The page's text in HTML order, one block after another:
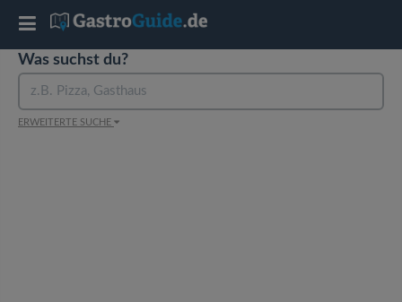
Was suchst du?
ERWEITERTE SUCHE
T
o
g